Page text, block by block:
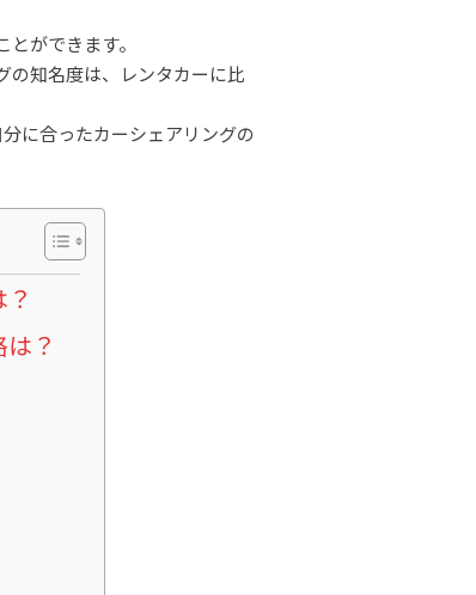
ができます。
の知名度は、レンタカーに比
に合ったカーシェアリングの
？